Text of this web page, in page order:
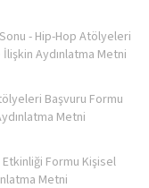
- Hip-Hop Atölyeleri
Aydınlatma Metni
Başvuru Formu
Metni
Formu Kişisel
Metni